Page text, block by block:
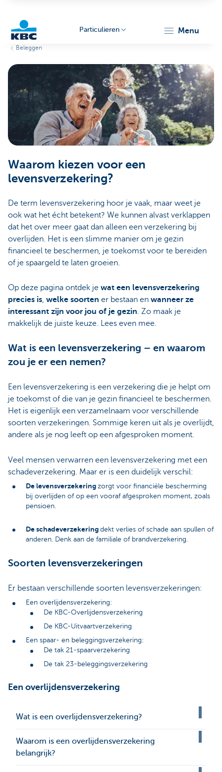
Particulieren
Particulieren menu
Beleggen
Waarom kiezen voor een
levensverzekering?
De term levensverzekering hoor je vaak, maar weet je
ook wat het écht betekent? We kunnen alvast verklappen
dat het over meer gaat dan alleen een verzekering bij
overlijden. Het is een slimme manier om je gezin
financieel te beschermen, je toekomst voor te bereiden
of je spaargeld te laten groeien.
Op deze pagina ontdek je wat een levensverzekering
precies is, welke soorten er bestaan en wanneer ze
interessant zijn voor jou of je gezin. Zo maak je
makkelijk de juiste keuze. Lees even mee.
Wat is een levensverzekering – en waarom
zou je er een nemen?
Een levensverzekering is een verzekering die je helpt om
je toekomst of die van je gezin financieel te beschermen.
Het is eigenlijk een verzamelnaam voor verschillende
soorten verzekeringen. Sommige keren uit als je overlijdt,
andere als je nog leeft op een afgesproken moment.
Veel mensen verwarren een levensverzekering met een
schadeverzekering. Maar er is een duidelijk verschil:
De levensverzekering zorgt voor financiële bescherming
bij overlijden of op een vooraf afgesproken moment, zoals
pensioen.
De schadeverzekering dekt verlies of schade aan spullen of
anderen. Denk aan de familiale of brandverzekering.
Soorten levensverzekeringen
Er bestaan verschillende soorten levensverzekeringen:
Een overlijdensverzekering:
De KBC-Overlijdensverzekering
De KBC-Uitvaartverzekering
Een spaar- en beleggingsverzekering:
De tak 21-spaarverzekering
De tak 23-beleggingsverzekering
Een overlijdensverzekering
Wat is een overlijdensverzekering?
Waarom is een overlijdensverzekering
belangrijk?